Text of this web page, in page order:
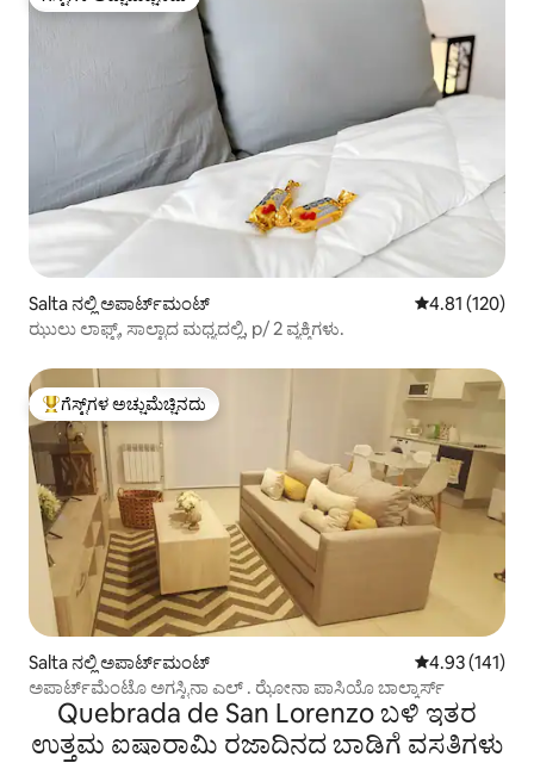
ಗೆಸ್ಟ್‌ಗಳ ಅಚ್ಚುಮೆಚ್ಚಿನದು
Salta ನಲ್ಲಿ ಅಪಾರ್ಟ್‌ಮಂಟ್ 5 ರಲ್ಲಿ 4.81
4.81 (120)
ಝುಲು ಲಾಫ್ಟ್, ಸಾಲ್ಟಾದ ಮಧ್ಯದಲ್ಲಿ, p/ 2 ವ್ಯಕ್ತಿಗಳು.
ಗೆಸ್ಟ್‌ಗಳಿಗೆ ಅತಿ ಹೆಚ್ಚು ಅಚ್ಚುಮೆಚ್ಚಿನದು
ಗೆಸ್ಟ್‌ಗಳ ಅಚ್ಚುಮೆಚ್ಚಿನದು
Salta ನಲ್ಲಿ ಅಪಾರ್ಟ್‌ಮಂಟ್ 5 ರಲ್ಲಿ 4.93
4.93 (141)
ಅಪಾರ್ಟ್‌ಮೆಂಟೊ ಅಗಸ್ಟಿನಾ ಎಲ್ . ಝೋನಾ ಪಾಸಿಯೊ ಬಾಲ್ಕಾರ್ಸ್
Quebrada de San Lorenzo ಬಳಿ ಇತರ
ಉತ್ತಮ ಐಷಾರಾಮಿ ರಜಾದಿನದ ಬಾಡಿಗೆ ವಸತಿಗಳು